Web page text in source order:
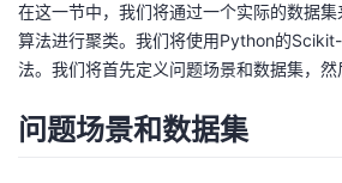
在这一节中，我们将通过一个实际的数据
算法进行聚类。我们将使用Python的
法。我们将首先定义问题场景和数据集，然
问题场景和数据集